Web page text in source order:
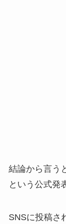
結論から言う
という公式発
SNSに投稿さ